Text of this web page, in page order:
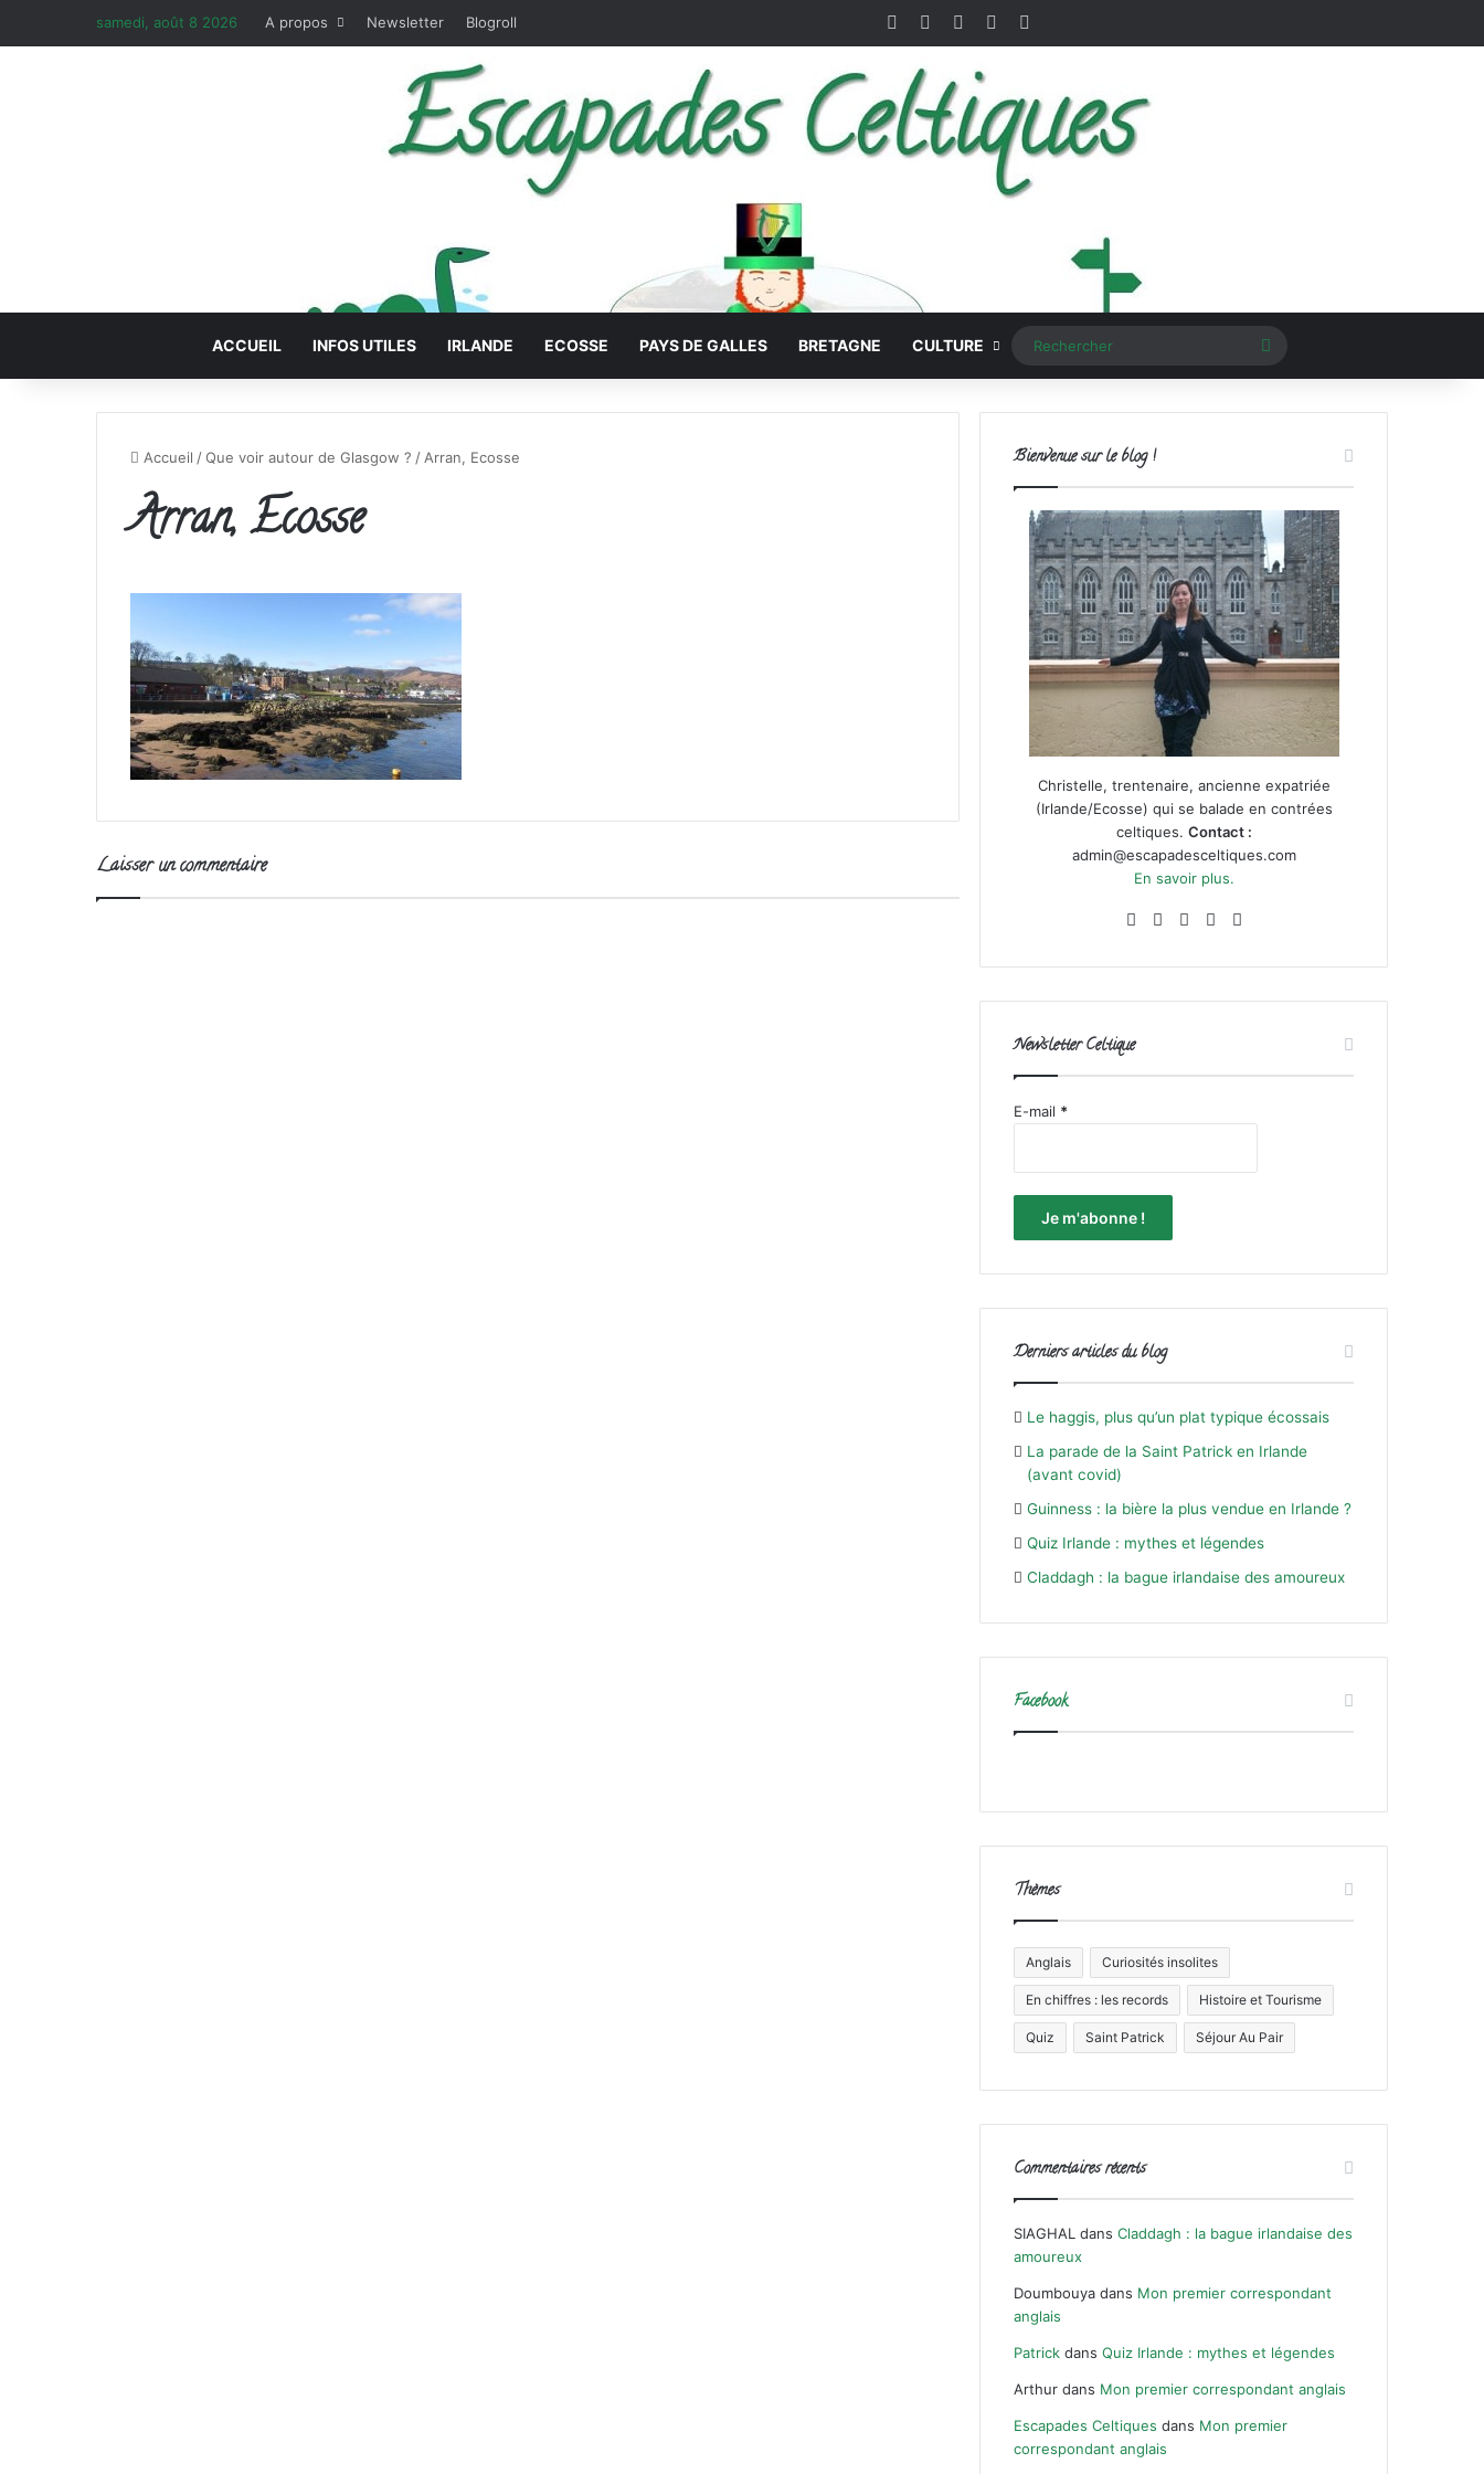
samedi, août 8 2026 A propos Newsletter Blogroll Facebook PinterestInstagram
ACCUEIL INFOS UTILES IRLANDE ECOSSE PAYS DE GALLES BRETAGNE CULTURE Rechercher
Accueil /Que voir autour de Glasgow ? / Arran, Ecosse
Arran, Ecosse
Laisser un commentaire
Bienvenue sur le blog !
Christelle, trentenaire, ancienne expatriée
(Irlande/Ecosse) qui se balade en contrées
celtiques. Contact :
admin@escapadesceltiques.com
En savoir plus.
Facebook
X PinterestInstagram
Newsletter Celtique
E-mail *
Derniers articles du blog
Le haggis, plus qu’un plat typique écossais
La parade de la Saint Patrick en Irlande
(avant covid)
Guinness : la bière la plus vendue en Irlande ?
Quiz Irlande : mythes et légendes
Claddagh : la bague irlandaise des amoureux
Facebook
Thèmes
Anglais Curiosités insolites
En chiffres : les records Histoire et Tourisme
Quiz Saint Patrick Séjour Au Pair
Commentaires récents
SIAGHAL dansCladdagh : la bague irlandaise des
amoureux
Doumbouya dans Mon premier correspondant
anglais
Patrick dansQuiz Irlande : mythes et légendes
Arthur dans Mon premier correspondant anglais
Escapades Celtiques dans Mon premier
correspondant anglais